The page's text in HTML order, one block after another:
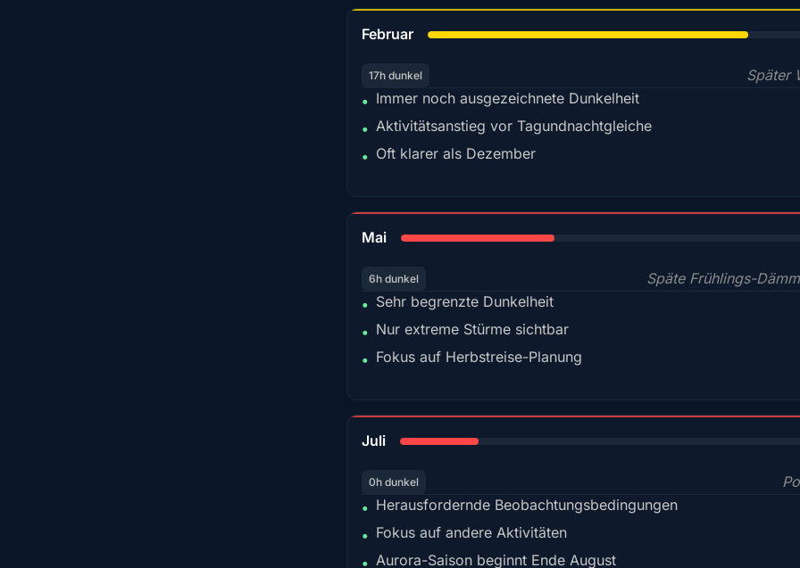
Februar
17h dunkel
Später
• Immer noch ausgezeichnete Dunkelheit
• Aktivitätsanstieg vor Tagundnachtgleiche
• Oft klarer als Dezember
Mai
6h dunkel
Späte Frühlings-
• Sehr begrenzte Dunkelheit
• Nur extreme Stürme sichtbar
• Fokus auf Herbstreise-Planung
Juli
0h dunkel
• Herausfordernde Beobachtungsbedingungen
• Fokus auf andere Aktivitäten
• Aurora-Saison beginnt Ende August